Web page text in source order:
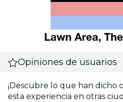
Opiniones de usuarios
¡Descubre lo que han dicho
esta experiencia en otras